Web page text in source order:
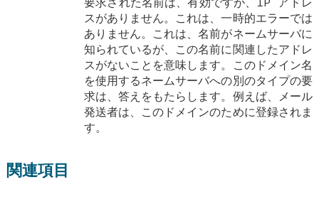
スがありません。これは、一時的エラーでは
ありません。これは、名前がネームサーバに
知られているが、この名前に関連したアドレ
スがないことを意味します。このドメイン名
を使用するネームサーバへの別のタイプの要
求は、答えをもたらします。例えば、メール
発送者は、このドメインのために登録されま
す。
関連項目